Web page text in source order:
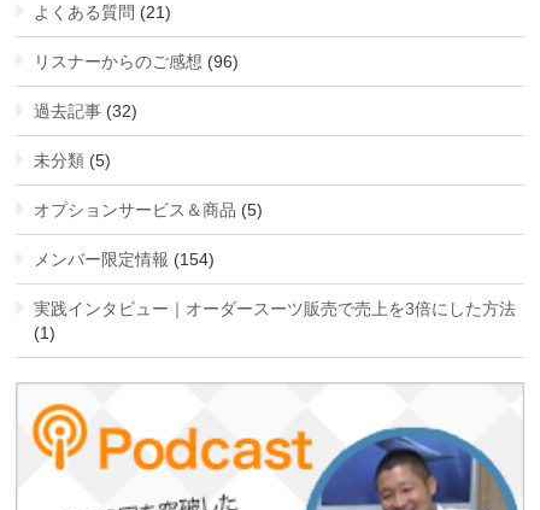
よくある質問 (21)
リスナーからのご感想 (96)
過去記事 (32)
未分類 (5)
オプションサービス＆商品 (5)
メンバー限定情報 (154)
実践インタビュー｜オーダースーツ販売で売上を3倍にした方法
(1)